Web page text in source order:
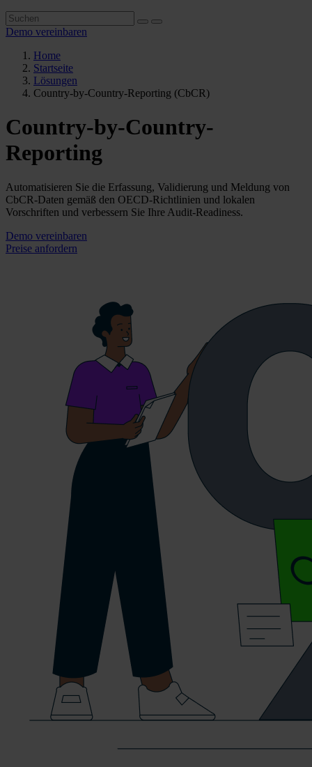
Demo vereinbaren
Home
Startseite
Lösungen
Country-by-Country-Reporting (CbCR)
Country-by-Country-
Reporting
Automatisieren Sie die Erfassung, Validierung und Meldung von
CbCR-Daten gemäß den OECD-Richtlinien und lokalen
Vorschriften und verbessern Sie Ihre Audit-Readiness.
Demo vereinbaren
Preise anfordern